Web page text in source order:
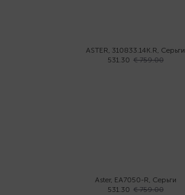
ASTER, 310833.14K.R, Серьги
531.30 € 759.00
Aster, EA7050-R, Серьги
531.30 € 759.00